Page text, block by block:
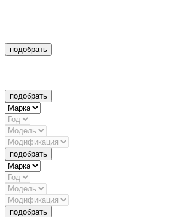
подобрать
подобрать
подобрать
подобрать